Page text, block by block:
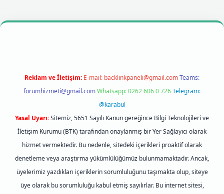
giriş
Reklam ve İletişim: E-mail: backlinkpaneli@gmail.comTeams:
forumhizmeti@gmail.comWhatsapp: 0262 606 0 726Telegram:
@karabul
Yasal Uyarı:Sitemiz, 5651 Sayılı Kanun gereğince Bilgi Teknolojileri ve
İletişim Kurumu (BTK) tarafından onaylanmış bir Yer Sağlayıcı olarak
hizmet vermektedir. Bu nedenle, sitedeki içerikleri proaktif olarak
denetleme veya araştırma yükümlülüğümüz bulunmamaktadır. Ancak,
üyelerimiz yazdıkları içeriklerin sorumluluğunu taşımakta olup, siteye
üye olarak bu sorumluluğu kabul etmiş sayılırlar. Bu internet sitesi,